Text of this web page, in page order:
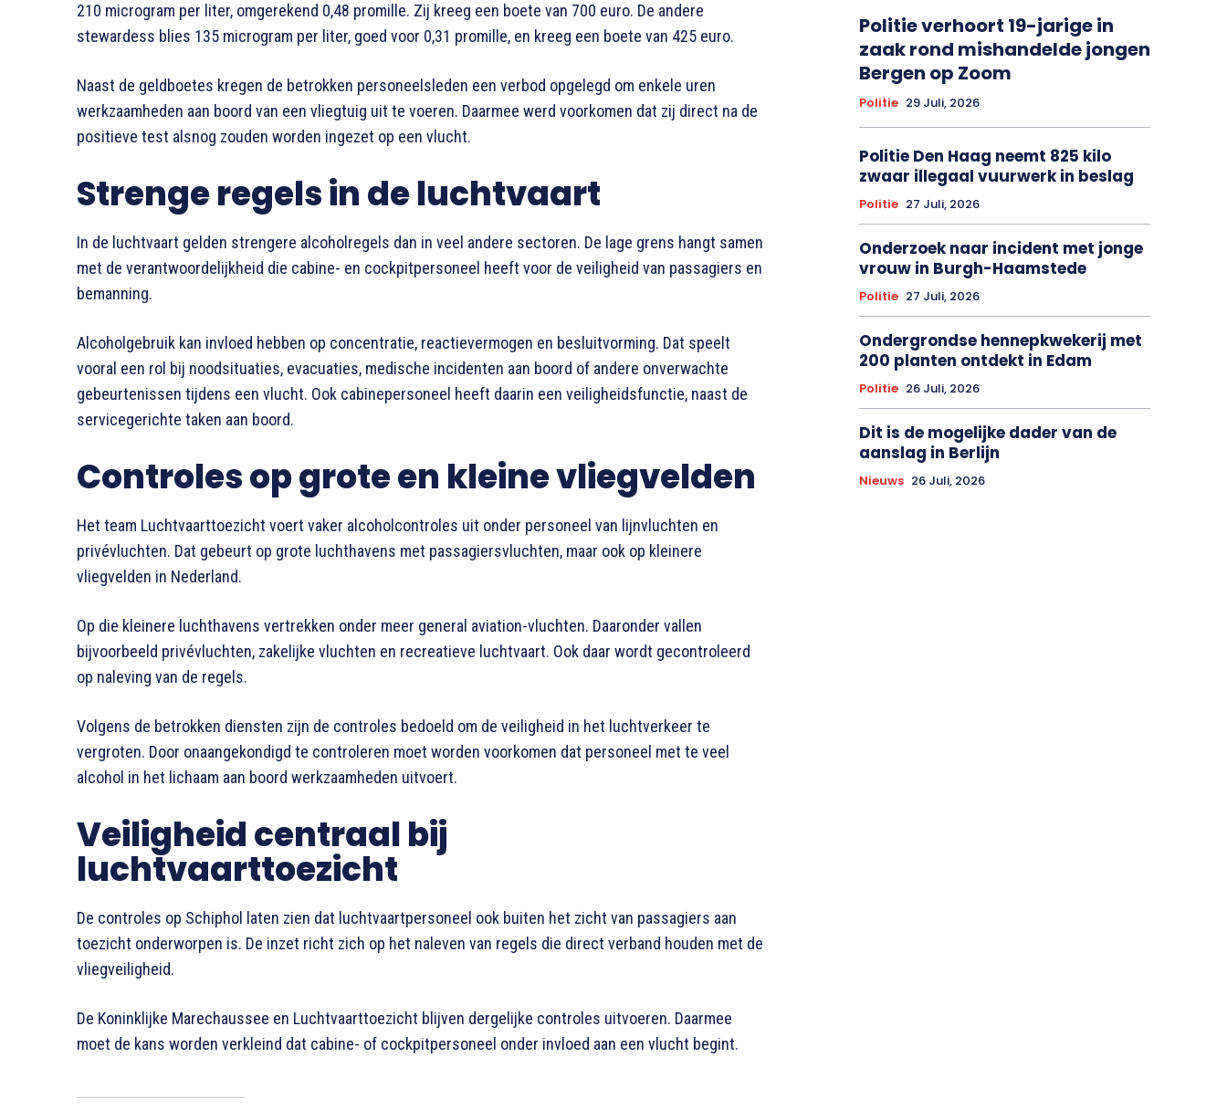
210 microgram per liter, omgerekend 0,48 promille. Zij kreeg een boete van 700 euro. De andere
stewardess blies 135 microgram per liter, goed voor 0,31 promille, en kreeg een boete van 425 euro.
Naast de geldboetes kregen de betrokken personeelsleden een verbod opgelegd om enkele uren
werkzaamheden aan boord van een vliegtuig uit te voeren. Daarmee werd voorkomen dat zij direct na de
positieve test alsnog zouden worden ingezet op een vlucht.
Strenge regels in de luchtvaart
In de luchtvaart gelden strengere alcoholregels dan in veel andere sectoren. De lage grens hangt samen
met de verantwoordelijkheid die cabine- en cockpitpersoneel heeft voor de veiligheid van passagiers en
bemanning.
Alcoholgebruik kan invloed hebben op concentratie, reactievermogen en besluitvorming. Dat speelt
vooral een rol bij noodsituaties, evacuaties, medische incidenten aan boord of andere onverwachte
gebeurtenissen tijdens een vlucht. Ook cabinepersoneel heeft daarin een veiligheidsfunctie, naast de
servicegerichte taken aan boord.
Controles op grote en kleine vliegvelden
Het team Luchtvaarttoezicht voert vaker alcoholcontroles uit onder personeel van lijnvluchten en
privévluchten. Dat gebeurt op grote luchthavens met passagiersvluchten, maar ook op kleinere
vliegvelden in Nederland.
Op die kleinere luchthavens vertrekken onder meer general aviation-vluchten. Daaronder vallen
bijvoorbeeld privévluchten, zakelijke vluchten en recreatieve luchtvaart. Ook daar wordt gecontroleerd
op naleving van de regels.
Volgens de betrokken diensten zijn de controles bedoeld om de veiligheid in het luchtverkeer te
vergroten. Door onaangekondigd te controleren moet worden voorkomen dat personeel met te veel
alcohol in het lichaam aan boord werkzaamheden uitvoert.
Veiligheid centraal bij
luchtvaarttoezicht
De controles op Schiphol laten zien dat luchtvaartpersoneel ook buiten het zicht van passagiers aan
toezicht onderworpen is. De inzet richt zich op het naleven van regels die direct verband houden met de
vliegveiligheid.
De Koninklijke Marechaussee en Luchtvaarttoezicht blijven dergelijke controles uitvoeren. Daarmee
moet de kans worden verkleind dat cabine- of cockpitpersoneel onder invloed aan een vlucht begint.
Politie verhoort 19-jarige in
zaak rond mishandelde jongen
Bergen op Zoom
Politie 29 Juli, 2026
Politie Den Haag neemt 825 kilo
zwaar illegaal vuurwerk in beslag
Politie 27 Juli, 2026
Onderzoek naar incident met jonge
vrouw in Burgh-Haamstede
Politie 27 Juli, 2026
Ondergrondse hennepkwekerij met
200 planten ontdekt in Edam
Politie 26 Juli, 2026
Dit is de mogelijke dader van de
aanslag in Berlijn
Nieuws 26 Juli, 2026